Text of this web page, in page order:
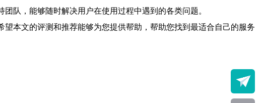
队，能够随时解决用户在使用过程中遇到的各类问题。
本文的评测和推荐能够为您提供帮助，帮助您找到最适合自己的服务